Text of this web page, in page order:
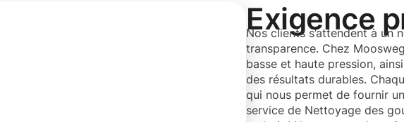
Exigence
Nos clients s’attendent à
transparence. Chez
basse et haute pression,
des résultats durables.
qui nous permet de fournir
service de Nettoyage des